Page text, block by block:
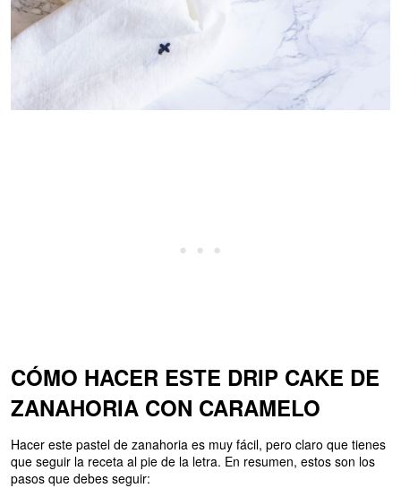
CÓMO HACER ESTE DRIP CAKE DE
ZANAHORIA CON CARAMELO
Hacer este pastel de zanahoria es muy fácil, pero claro que tienes
que seguir la receta al pie de la letra. En resumen, estos son los
pasos que debes seguir: